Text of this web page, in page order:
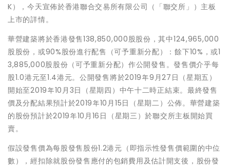
K），今天宣佈於香港聯合交易所有限公司（「聯交所」）主板
上市的詳情。
華營建築將於香港發售138,850,000股股份，其中124,965,000
股股份，或90%股份進行配售（可予重新分配）：餘下10%，或1
3,885,000股股份（可予重新分配）作公開發售。發售價介乎每
股1.0港元至1.4港元。公開發售將於2019年9月27日（星期五）
開始至2019年10月3日（星期四）中午十二時正結束。最終發售
價及分配結果預計於2019年10月15日（星期二）公佈。華營建築
的股份預計於2019年10月16日（星期三）於聯交所主板開始買
賣。
假設發售價為每股發售股份1.2港元（即指示性發售價範圍的中位
數），經扣除就股份發售應付的包銷費用及估計開支後，股份發